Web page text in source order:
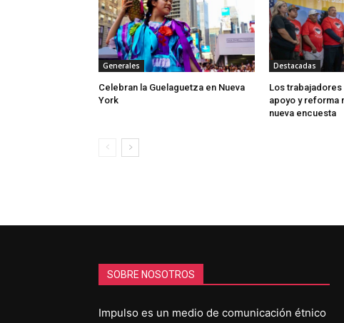
Generales
Celebran la Guelaguetza en Nueva
York
Destacadas
Los
apoyo y reforma
nueva encuesta
SOBRE NOSOTROS
Impulso es un medio de comunicación étnico